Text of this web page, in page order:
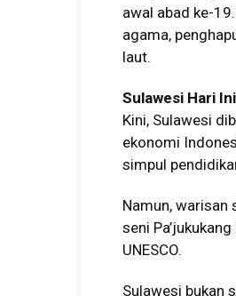
awal abad ke-
agama,
laut.
Sulawesi Hari
Kini, Sulawesi
ekonomi
simpul
Namun, warisan
seni
UNESCO.
Sulawesi bukan